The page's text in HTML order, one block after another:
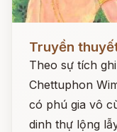
Đọc ngay
Truyền
Theo sự tích
Chettuphon
có phú gia vô
dinh thự lộng